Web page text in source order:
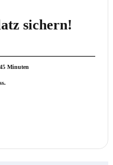
sichern!
Minuten